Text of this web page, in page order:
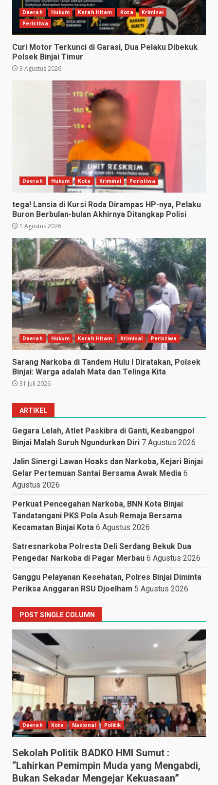
Daerah Hukum Kerah Hitam Kota
Kriminal
Peristiwa
Curi Motor Terkunci di Garasi, Dua Pelaku Dibekuk
Polsek Binjai Timur
3 Agustus 2026
Daerah Hukum Kota Kriminal Peristiwa
tega! Lansia di Kursi Roda Dirampas HP-nya, Pelaku
Buron Berbulan-bulan Akhirnya Ditangkap Polisi
1 Agustus 2026
Daerah Hukum Kerah Hitam Kriminal Peristiwa
Sarang Narkoba di Tandem Hulu I Diratakan, Polsek
Binjai: Warga adalah Mata dan Telinga Kita
31 Juli 2026
ARTIKEL
Gegara Lelah, Atlet Paskibra di Ganti, Kesbangpol
Binjai Malah Suruh Ngundurkan Diri 7 Agustus 2026
Jalin Sinergi Lawan Hoaks dan Narkoba, Kejari Binjai
Gelar Pertemuan Santai Bersama Awak Media 6
Agustus 2026
Perkuat Pencegahan Narkoba, BNN Kota Binjai
Tandatangani PKS Pola Asuh Remaja Bersama
Kecamatan Binjai Kota 6 Agustus 2026
Satresnarkoba Polresta Deli Serdang Bekuk Dua
Pengedar Narkoba di Pagar Merbau 6 Agustus 2026
Ganggu Pelayanan Kesehatan, Polres Binjai Diminta
Periksa Anggaran RSU Djoelham 5 Agustus 2026
POST SINGLE COLUMN
Daerah Kota Nasional Politik
Sekolah Politik BADKO HMI Sumut :
“Lahirkan Pemimpin Muda yang Mengabdi,
Bukan Sekadar Mengejar Kekuasaan”